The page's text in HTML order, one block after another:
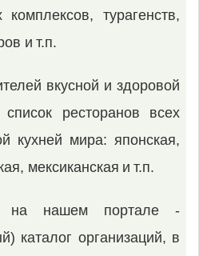
турагенств,
и т.п.
вкусной и здоровой
ресторанов всех
кухней мира: японская,
мексиканская и т.п.
на нашем портале -
каталог организаций, в